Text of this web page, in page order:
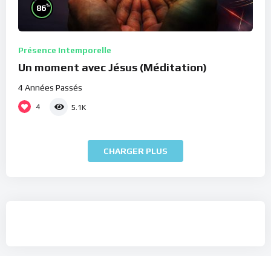
86%
Présence Intemporelle
Un moment avec Jésus (Méditation)
4 Années Passés
4 5.1K
CHARGER PLUS